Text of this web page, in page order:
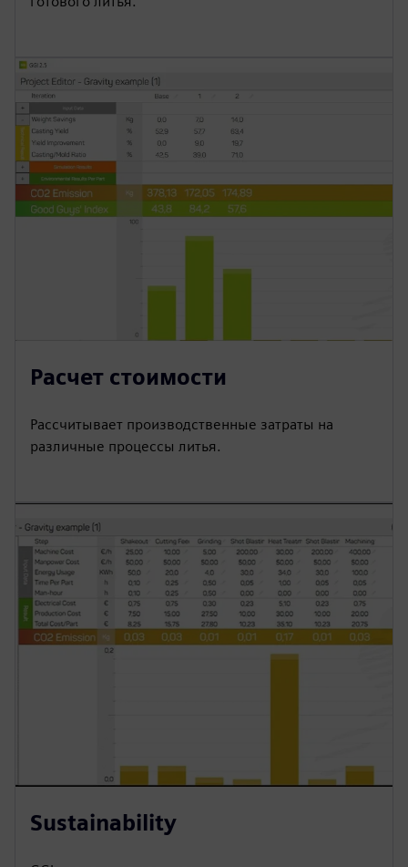
Расчет стоимости
Рассчитывает производственные затраты на
различные процессы литья.
Sustainability